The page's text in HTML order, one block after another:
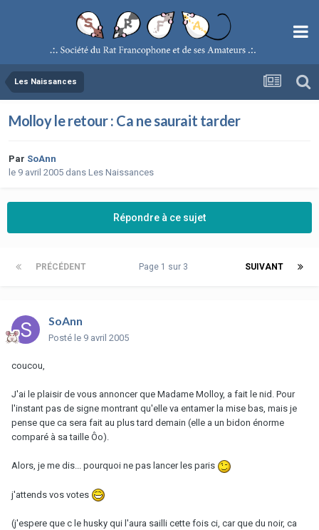
Les Naissances
Molloy le retour : Ca ne saurait tarder
Par SoAnn
le 9 avril 2005 dans Les Naissances
Répondre à ce sujet
PRÉCÉDENT SUIVANT
Page 1 sur 3
SoAnn
Posté le 9 avril 2005
coucou,
J'ai le plaisir de vous annoncer que Madame Molloy, a fait le nid. Pour
l'instant pas de signe montrant qu'elle va entamer la mise bas, mais je
pense que ca sera fait au plus tard demain (elle a un bidon énorme
comparé à sa taille Ôo).
Alors, je me dis... pourquoi ne pas lancer les paris
j'attends vos votes
(j'espere que c le husky qui l'aura sailli cette fois ci, car que du noir, ca